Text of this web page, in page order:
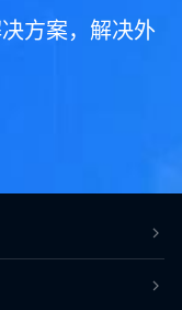
方案，解决外